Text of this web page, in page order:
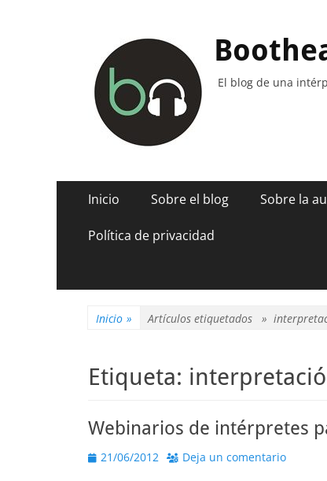
El blog de una
Menú
Saltar
contenido
Inicio Sobre el blog Sobre la
Política de privacidad
Inicio » Artículos etiquetados »
Etiqueta:
Webinarios de intérpretes
Publicado
21/06/2012 Deja un comentario